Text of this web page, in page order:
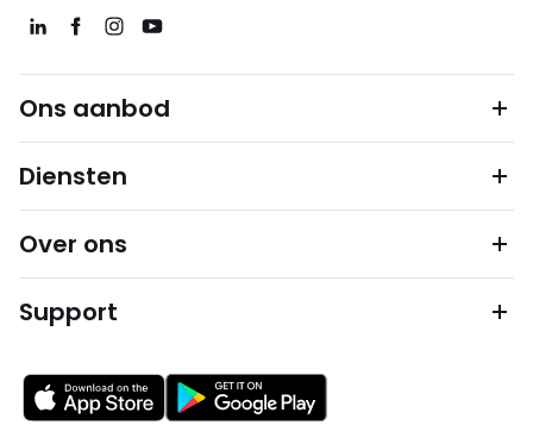
Ons aanbod
Diensten
Over ons
Support